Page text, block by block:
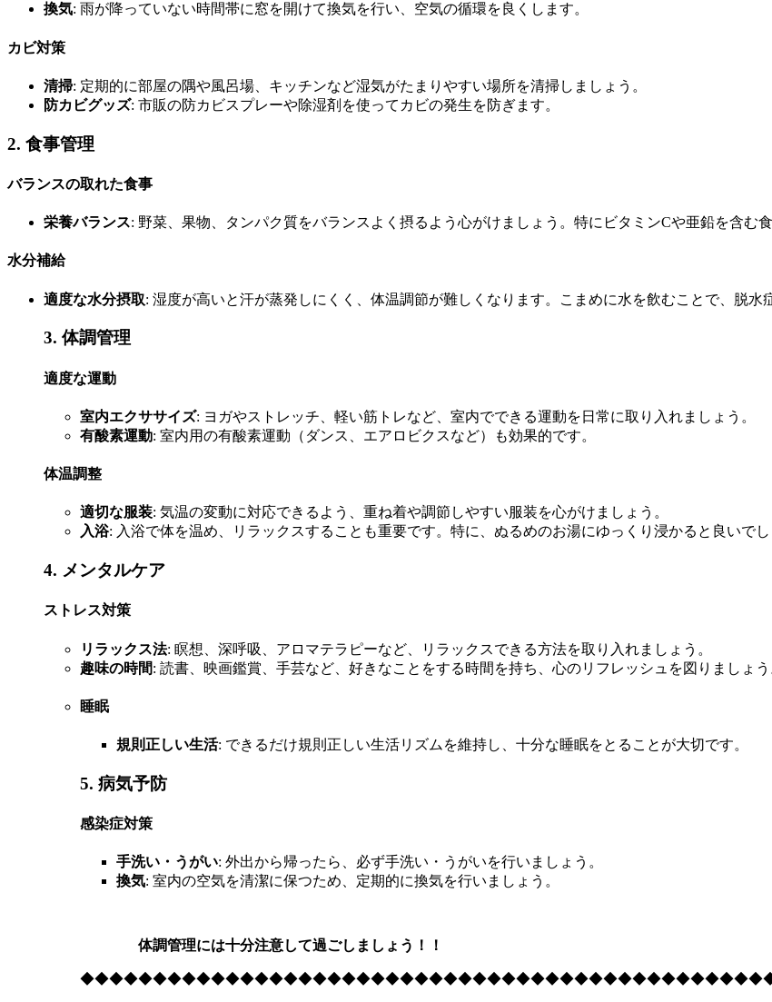
換気: 雨が降っていない時間帯に窓を開けて換気を行い、空気の循環を良くします。
カビ対策
清掃: 定期的に部屋の隅や風呂場、キッチンなど湿気がたまりやすい場所を清掃しましょう。
防カビグッズ: 市販の防カビスプレーや除湿剤を使ってカビの発生を防ぎます。
2. 食事管理
バランスの取れた食事
栄養バランス: 野菜、果物、タンパク質をバランスよく摂るよう心がけましょう。特にビタミンCや亜鉛を含む
水分補給
適度な水分摂取: 湿度が高いと汗が蒸発しにくく、体温調節が難しくなります。こまめに水を飲むことで、脱水
3. 体調管理
適度な運動
室内エクササイズ: ヨガやストレッチ、軽い筋トレなど、室内でできる運動を日常に取り入れましょう。
有酸素運動: 室内用の有酸素運動（ダンス、エアロビクスなど）も効果的です。
体温調整
適切な服装: 気温の変動に対応できるよう、重ね着や調節しやすい服装を心がけましょう。
入浴: 入浴で体を温め、リラックスすることも重要です。特に、ぬるめのお湯にゆっくり浸かると良いでし
4. メンタルケア
ストレス対策
リラックス法: 瞑想、深呼吸、アロマテラピーなど、リラックスできる方法を取り入れましょう。
趣味の時間: 読書、映画鑑賞、手芸など、好きなことをする時間を持ち、心のリフレッシュを図りましょう
睡眠
規則正しい生活: できるだけ規則正しい生活リズムを維持し、十分な睡眠をとることが大切です。
5. 病気予防
感染症対策
手洗い・うがい: 外出から帰ったら、必ず手洗い・うがいを行いましょう。
換気: 室内の空気を清潔に保つため、定期的に換気を行いましょう。
体調管理には十分注意して過ごしましょう！！